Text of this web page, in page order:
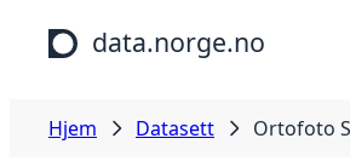
Hopp til hovedinnhold
data.norge.no
Hjem Datasett Ortofoto